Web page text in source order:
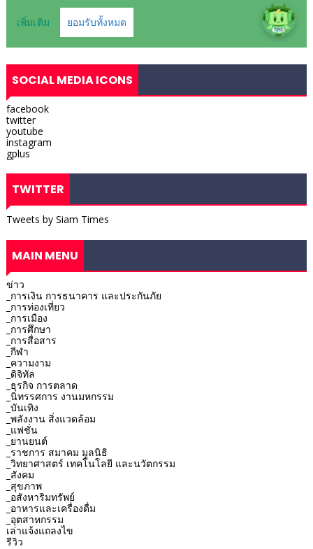
SOCIAL MEDIA ICONS
facebook
twitter
youtube
instagram
gplus
TWITTER
Tweets by Siam Times
MAIN MENU
ข่าว
_การเงิน การธนาคาร และประกันภัย
_การท่องเที่ยว
_การเมือง
_การศึกษา
_การสื่อสาร
_กีฬา
_ความงาม
_ดิจิทัล
_ธุรกิจ การตลาด
_นิทรรศการ งานมหกรรม
_บันเทิง
_พลังงาน สิ่งแวดล้อม
_แฟชั่น
_ยานยนต์
_ราชการ สมาคม มูลนิธิ
_วิทยาศาสตร์ เทคโนโลยี และนวัตกรรม
_สังคม
_สุขภาพ
_อสังหาริมทรัพย์
_อาหารและเครื่องดื่ม
_อุตสาหกรรม
เล่าแจ้งแถลงไข
รีวิว